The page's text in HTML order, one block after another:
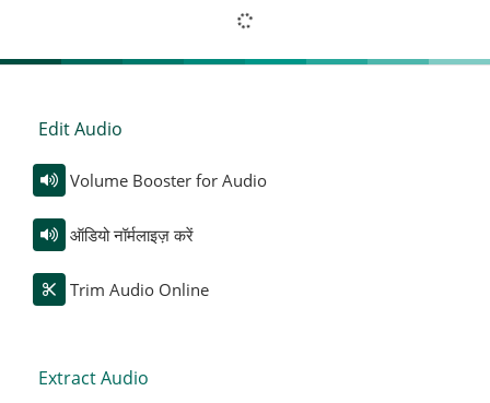
Edit Audio
Volume Booster for Audio
ऑडियो नॉर्मलाइज़ करें
Trim Audio Online
Extract Audio